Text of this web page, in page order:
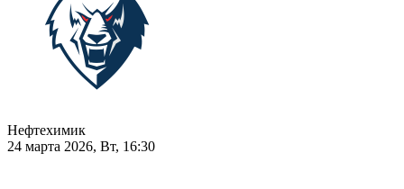
Нефтехимик
24 марта 2026, Вт, 16:30